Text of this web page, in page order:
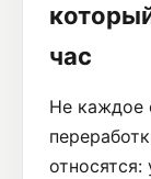
час
Не каждое